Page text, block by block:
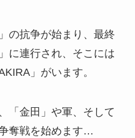
の抗争が始まり、最終
に連行され、そこには
」がいます。
「金田」や軍、そして
奪戦を始めます…